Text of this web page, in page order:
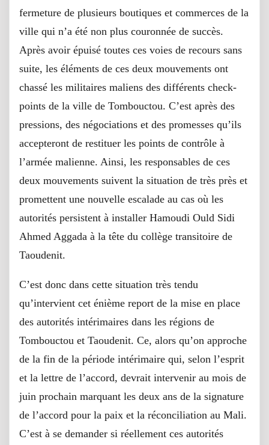
fermeture de plusieurs boutiques et commerces de la
ville qui n’a été non plus couronnée de succès.
Après avoir épuisé toutes ces voies de recours sans
suite, les éléments de ces deux mouvements ont
chassé les militaires maliens des différents check-
points de la ville de Tombouctou. C’est après des
pressions, des négociations et des promesses qu’ils
accepteront de restituer les points de contrôle à
l’armée malienne. Ainsi, les responsables de ces
deux mouvements suivent la situation de très près et
promettent une nouvelle escalade au cas où les
autorités persistent à installer Hamoudi Ould Sidi
Ahmed Aggada à la tête du collège transitoire de
Taoudenit.
C’est donc dans cette situation très tendu
qu’intervient cet énième report de la mise en place
des autorités intérimaires dans les régions de
Tombouctou et Taoudenit. Ce, alors qu’on approche
de la fin de la période intérimaire qui, selon l’esprit
et la lettre de l’accord, devrait intervenir au mois de
juin prochain marquant les deux ans de la signature
de l’accord pour la paix et la réconciliation au Mali.
C’est à se demander si réellement ces autorités